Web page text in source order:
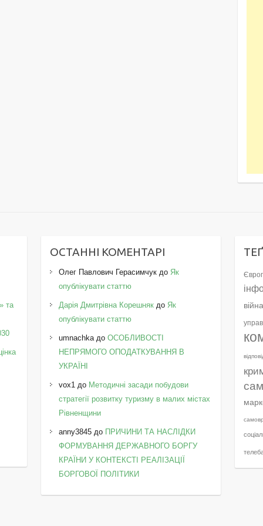
та
ОСТАННІ КОМЕНТАРІ
Олег Павлович Герасимчук до Як
опублікувати статтю
Дарія Дмитрівна Корешняк до Як
опублікувати статтю
umnachkaдоОСОБЛИВОСТІ
НЕПРЯМОГО ОПОДАТКУВАННЯ В
УКРАЇНІ
vox1 до Методичні засади побудови
стратегії розвитку туризму в малих містах
Рівненщини
anny3845 до ПРИЧИНИ ТА НАСЛІДКИ
ФОРМУВАННЯ ДЕРЖАВНОГО БОРГУ
КРАЇНИ У КОНТЕКСТІ РЕАЛІЗАЦІЇ
БОРГОВОЇ ПОЛІТИКИ
війна